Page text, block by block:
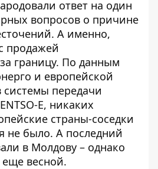
ответ на один
вопросов о причине
А именно,
продажей
границу. По данным
и европейской
системы передачи
E, никаких
страны-соседки
не было. А последний
в Молдову – однако
весной.